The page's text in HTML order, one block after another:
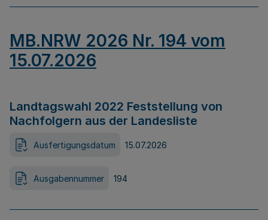
MB.NRW 2026 Nr. 194 vom
15.07.2026
Landtagswahl 2022 Feststellung von
Nachfolgern aus der Landesliste
Ausfertigungsdatum 15.07.2026
Ausgabennummer 194